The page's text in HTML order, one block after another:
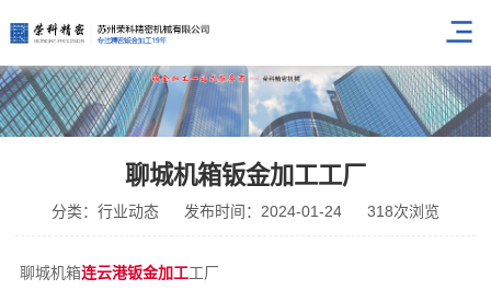
聊城机箱钣金加工工厂
分类：行业动态 发布时间：2024-01-24 318次浏览
聊城机箱连云港钣金加工工厂